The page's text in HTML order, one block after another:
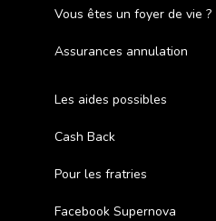
Vous êtes un foyer de vie ?
Assurances annulation
Les aides possibles
Cash Back
Pour les fratries
Facebook Supernova